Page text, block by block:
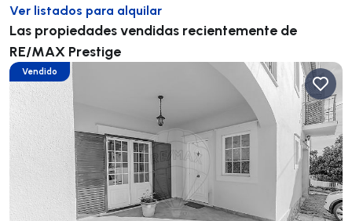
Ver listados para alquilar
Las propiedades vendidas recientemente de
RE/MAX Prestige
Vendido